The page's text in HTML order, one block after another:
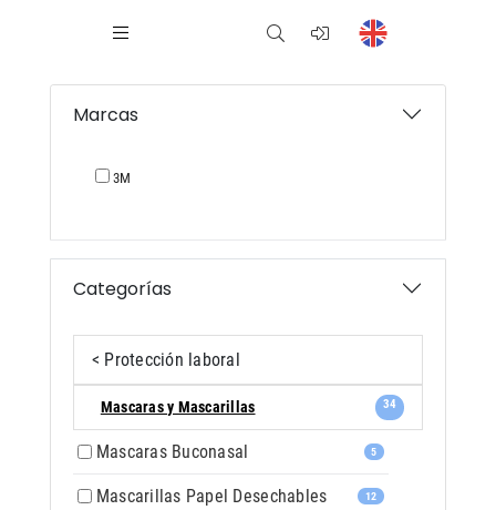
Marcas
3M
Categorías
< Protección laboral
Mascaras y Mascarillas 34
Mascaras Buconasal 5
Mascarillas Papel Desechables 12